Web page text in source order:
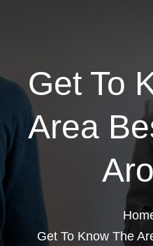
Get To
Area
Get To Know The